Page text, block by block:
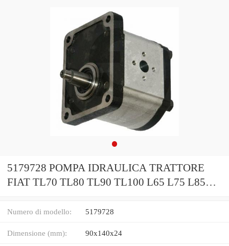
5179728 POMPA IDRAULICA TRATTORE
FIAT TL70 TL80 TL90 TL100 L65 L75 L85
Numero di modello: 5179728
Dimensione (mm): 90x140x24